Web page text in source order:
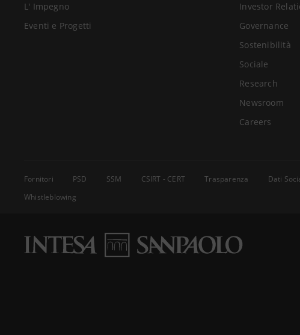
L' Impegno
Eventi e Progetti
Investor
Governance
Sostenibilità
Sociale
Research
Newsroom
Careers
Fornitori PSD SSM CSIRT - CERT Trasparenza Dati
Whistleblowing